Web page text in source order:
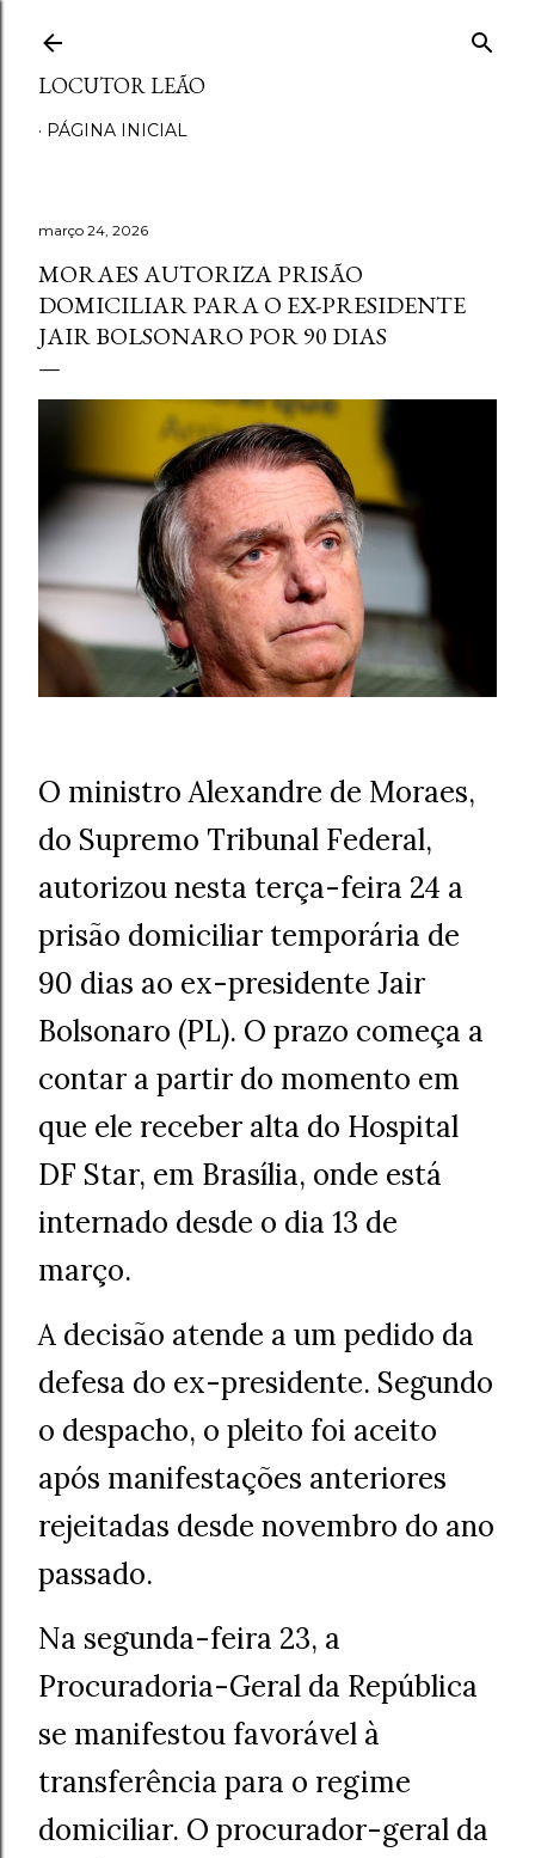
LOCUTOR LEÃO
PÁGINA INICIAL
março 24, 2026
MORAES AUTORIZA PRISÃO
DOMICILIAR PARA O EX-PRESIDENTE
JAIR BOLSONARO POR 90 DIAS
O ministro Alexandre de Moraes,
do Supremo Tribunal Federal,
autorizou nesta terça-feira 24 a
prisão domiciliar temporária de
90 dias ao ex-presidente Jair
Bolsonaro (PL). O prazo começa a
contar a partir do momento em
que ele receber alta do Hospital
DF Star, em Brasília, onde está
internado desde o dia 13 de
março.
A decisão atende a um pedido da
defesa do ex-presidente. Segundo
o despacho, o pleito foi aceito
após manifestações anteriores
rejeitadas desde novembro do ano
passado.
Na segunda-feira 23, a
Procuradoria-Geral da República
se manifestou favorável à
transferência para o regime
domiciliar. O procurador-geral da